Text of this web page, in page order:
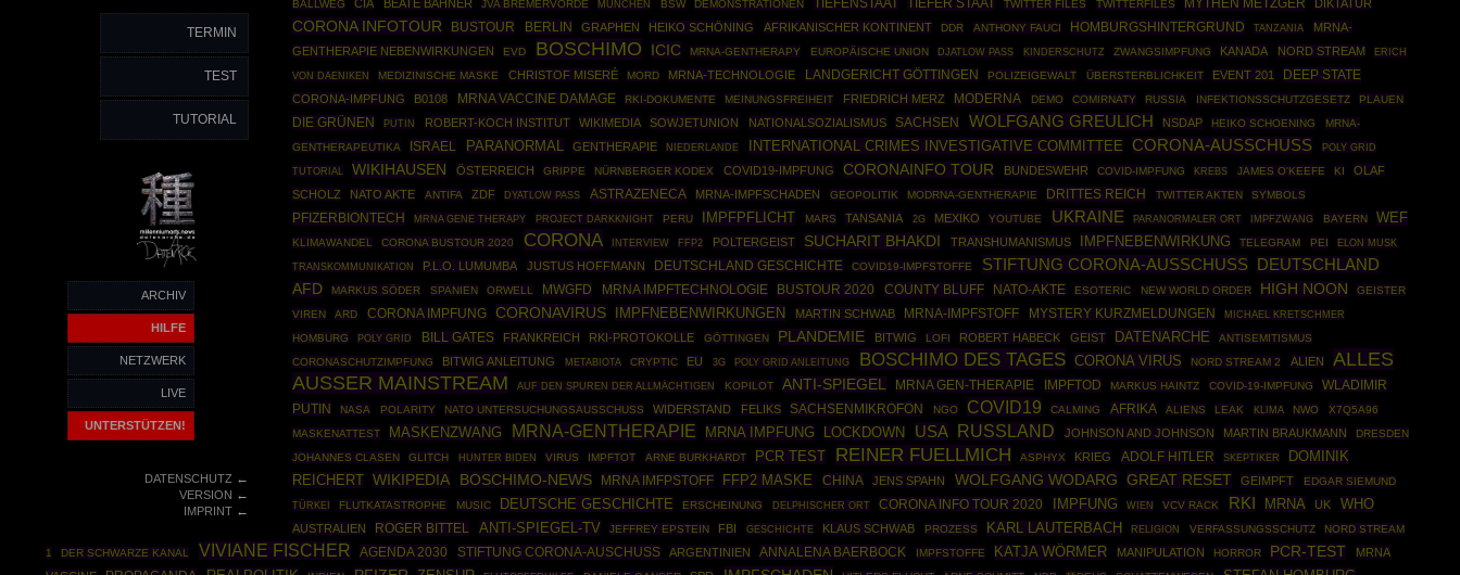
TERMIN
TEST
TUTORIAL
ARCHIV
HILFE
NETZWERK
LIVE
UNTERSTÜTZEN!
DATENSCHUTZ←
VERSION ←
IMPRINT←
BALLWEG
CIA BEATE BAHNER JVA BREMERVÖRDE MÜNCHEN BSW DEMONSTRATIONEN TIEFENSTAAT TIEFER STAAT TWITTER FILES TWITTERFILES MYTHEN METZGER DIKTATUR
CORONA INFOTOUR BUSTOUR BERLIN GRAPHEN HEIKO SCHÖNING AFRIKANISCHER KONTINENT DDR ANTHONY FAUCI HOMBURGSHINTERGRUND TANZANIA
MRNA-
GENTHERAPIE NEBENWIRKUNGEN
EVD BOSCHIMO ICIC MRNA-GENTHERAPY EUROPÄISCHE UNION DJATLOW PASS KINDERSCHUTZ ZWANGSIMPFUNG KANADA NORD STREAM ERICH
VON DAENIKEN MEDIZINISCHE MASKE CHRISTOF MISERÉ MORD MRNA-TECHNOLOGIE LANDGERICHT GÖTTINGEN POLIZEIGEWALT ÜBERSTERBLICHKEIT EVENT 201 DEEP STATE
CORONA-IMPFUNG B0108 MRNA VACCINE DAMAGE RKI-DOKUMENTE MEINUNGSFREIHEIT FRIEDRICH MERZ MODERNA DEMO COMIRNATY RUSSIA INFEKTIONSSCHUTZGESETZ PLAUEN
DIE GRÜNEN PUTIN ROBERT-KOCH INSTITUT WIKIMEDIA SOWJETUNION NATIONALSOZIALISMUS SACHSEN WOLFGANG GREULICH NSDAP HEIKO SCHOENING
MRNA-
GENTHERAPEUTIKA
ISRAEL PARANORMAL GENTHERAPIE NIEDERLANDE INTERNATIONAL CRIMES INVESTIGATIVE COMMITTEE CORONA-AUSSCHUSS
POLY GRID
TUTORIAL
WIKIHAUSEN ÖSTERREICH GRIPPE NÜRNBERGER KODEX COVID19-IMPFUNG CORONAINFO TOUR BUNDESWEHR COVID-IMPFUNG KREBS JAMES O'KEEFE KI
OLAF
SCHOLZ
NATO AKTE ANTIFA ZDF DYATLOW PASS ASTRAZENECA MRNA-IMPFSCHADEN GEOPOLITIK MODRNA-GENTHERAPIE DRITTES REICH TWITTER AKTEN SYMBOLS
PFIZERBIONTECH MRNA GENE THERAPY PROJECT DARKKNIGHT PERU IMPFPFLICHT MARS TANSANIA 2G MEXIKO YOUTUBE UKRAINE PARANORMALER ORT IMPFZWANG BAYERN WEF
KLIMAWANDEL CORONA BUSTOUR 2020 CORONA INTERVIEW FFP2 POLTERGEIST SUCHARIT BHAKDI TRANSHUMANISMUS IMPFNEBENWIRKUNG TELEGRAM PEI ELON MUSK
TRANSKOMMUNIKATION P.L.O. LUMUMBA JUSTUS HOFFMANN DEUTSCHLAND GESCHICHTE COVID19-IMPFSTOFFE STIFTUNG CORONA-AUSSCHUSS DEUTSCHLAND
AFD MARKUS SÖDER SPANIEN ORWELL MWGFD MRNA IMPFTECHNOLOGIE BUSTOUR 2020 COUNTY BLUFF NATO-AKTE ESOTERIC NEW WORLD ORDER HIGH NOON
GEISTER
VIREN
ARD CORONA IMPFUNG CORONAVIRUS IMPFNEBENWIRKUNGEN MARTIN SCHWAB MRNA-IMPFSTOFF MYSTERY KURZMELDUNGEN MICHAEL KRETSCHMER
HOMBURG POLY GRID BILL GATES FRANKREICH RKI-PROTOKOLLE GÖTTINGEN PLANDEMIE BITWIG LOFI ROBERT HABECK GEIST DATENARCHE
ANTISEMITISMUS
CORONASCHUTZIMPFUNG
BITWIG ANLEITUNG METABIOTA CRYPTIC EU 3G POLY GRID ANLEITUNG BOSCHIMO DES TAGES CORONA VIRUS NORD STREAM 2 ALIEN
ALLES
AUSSER MAINSTREAM
AUF DEN SPUREN DER ALLMÄCHTIGEN KOPILOT ANTI-SPIEGEL MRNA GEN-THERAPIE IMPFTOD MARKUS HAINTZ COVID-19-IMPFUNG
WLADIMIR
PUTIN
NASA POLARITY NATO UNTERSUCHUNGSAUSSCHUSS WIDERSTAND FELIKS SACHSENMIKROFON NGO COVID19 CALMING AFRIKA ALIENS LEAK KLIMA NWO
X7Q5A96
MASKENATTEST
MASKENZWANG MRNA-GENTHERAPIE MRNA IMPFUNG LOCKDOWN USA RUSSLAND JOHNSON AND JOHNSON MARTIN BRAUKMANN
DRESDEN
JOHANNES CLASEN
GLITCH HUNTER BIDEN VIRUS IMPFTOT ARNE BURKHARDT PCR TEST REINER FUELLMICH ASPHYX KRIEG ADOLF HITLER SKEPTIKER
DOMINIK
REICHERT WIKIPEDIA BOSCHIMO-NEWS MRNA IMFPSTOFF FFP2 MASKE CHINA JENS SPAHN WOLFGANG WODARG GREAT RESET GEIMPFT
EDGAR SIEMUND
TÜRKEI
FLUTKATASTROPHE MUSIC DEUTSCHE GESCHICHTE ERSCHEINUNG DELPHISCHER ORT CORONA INFO TOUR 2020 IMPFUNG WIEN VCV RACK RKI MRNA UK WHO
AUSTRALIEN ROGER BITTEL ANTI-SPIEGEL-TV JEFFREY EPSTEIN FBI GESCHICHTE KLAUS SCHWAB PROZESS KARL LAUTERBACH RELIGION VERFASSUNGSSCHUTZ
NORD STREAM
1
DER SCHWARZE KANAL VIVIANE FISCHER AGENDA 2030 STIFTUNG CORONA-AUSCHUSS ARGENTINIEN ANNALENA BAERBOCK IMPFSTOFFE KATJA WÖRMER MANIPULATION HORROR PCR-TEST
MRNA